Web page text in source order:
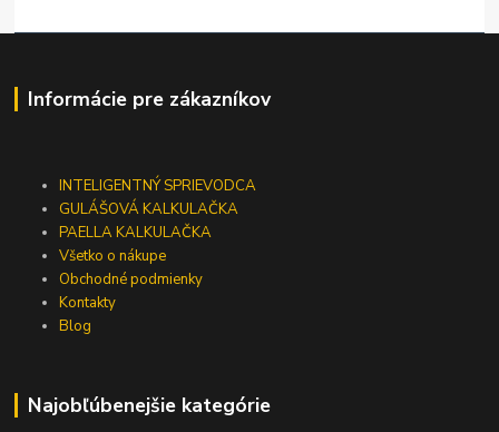
Informácie pre zákazníkov
INTELIGENTNÝ SPRIEVODCA
GULÁŠOVÁ KALKULAČKA
PAELLA KALKULAČKA
Všetko o nákupe
Obchodné podmienky
Kontakty
Blog
Najobľúbenejšie kategórie